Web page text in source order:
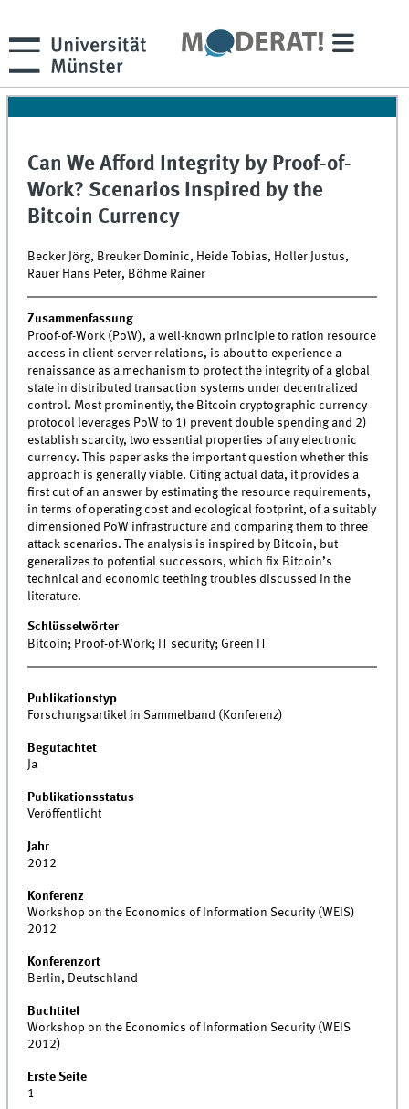
Can We Afford Integrity by Proof-of-
Work? Scenarios Inspired by the
Bitcoin Currency
Becker Jörg, Breuker Dominic, Heide Tobias, Holler Justus,
Rauer Hans Peter, Böhme Rainer
Zusammenfassung
Proof-of-Work (PoW), a well-known principle to ration resource
access in client-server relations, is about to experience a
renaissance as a mechanism to protect the integrity of a global
state in distributed transaction systems under decentralized
control. Most prominently, the Bitcoin cryptographic currency
protocol leverages PoW to 1) prevent double spending and 2)
establish scarcity, two essential properties of any electronic
currency. This paper asks the important question whether this
approach is generally viable. Citing actual data, it provides a
first cut of an answer by estimating the resource requirements,
in terms of operating cost and ecological footprint, of a suitably
dimensioned PoW infrastructure and comparing them to three
attack scenarios. The analysis is inspired by Bitcoin, but
generalizes to potential successors, which fix Bitcoin’s
technical and economic teething troubles discussed in the
literature.
Schlüsselwörter
Bitcoin; Proof-of-Work; IT security; Green IT
Publikationstyp
Forschungsartikel in Sammelband (Konferenz)
Begutachtet
Ja
Publikationsstatus
Veröffentlicht
Jahr
2012
Konferenz
Workshop on the Economics of Information Security (WEIS)
2012
Konferenzort
Berlin, Deutschland
Buchtitel
Workshop on the Economics of Information Security (WEIS
2012)
Erste Seite
1